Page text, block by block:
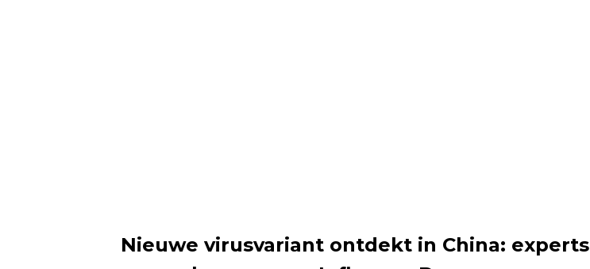
Nieuwe virusvariant ontdekt in China: experts